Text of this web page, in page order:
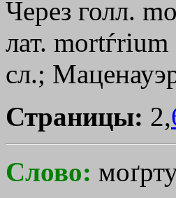
Через голл.
лат.
сл.;
Страницы: 2,
Слово: